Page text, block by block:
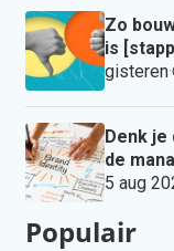
Zo
is
gisteren·
Denk je
de
5 aug
Populair